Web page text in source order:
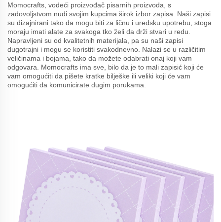
Momocrafts, vodeći proizvođač pisarnih proizvoda, s
zadovoljstvom nudi svojim kupcima širok izbor zapisa. Naši zapisi
su dizajnirani tako da mogu biti za ličnu i uredsku upotrebu, stoga
moraju imati alate za svakoga tko želi da drži stvari u redu.
Napravljeni su od kvalitetnih materijala, pa su naši zapisi
dugotrajni i mogu se koristiti svakodnevno. Nalazi se u različitim
veličinama i bojama, tako da možete odabrati onaj koji vam
odgovara. Momocrafts ima sve, bilo da je to mali zapisić koji će
vam omogućiti da pišete kratke bilješke ili veliki koji će vam
omogućiti da komunicirate dugim porukama.